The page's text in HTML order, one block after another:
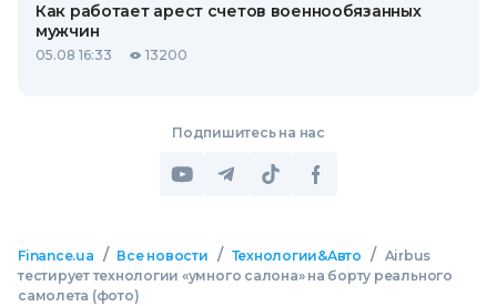
Как работает арест счетов военнообязанных
мужчин
05.08 16:33 13200
Подпишитесь на нас
Finance.ua / Все новости / Технологии&Авто / Airbus
тестирует технологии «умного салона» на борту реального
самолета (фото)